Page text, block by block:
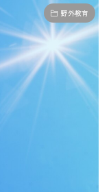
野外教育